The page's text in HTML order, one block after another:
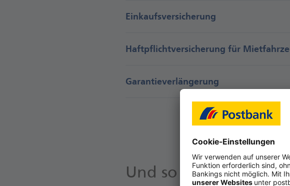
Einkaufsversicherung
Haftpflichtversicherung für
Garantieverlängerung
Und so erhalten Sie